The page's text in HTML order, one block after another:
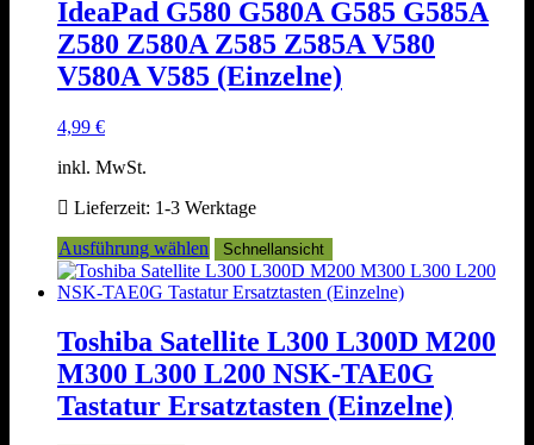
Optionen
können
auf
der
Produktseite
IdeaPad G580 G580A G585 G585A
Z580 Z580A Z585 Z585A V580
V580A V585 (Einzelne)
4,99 €
inkl. MwSt.
Lieferzeit: 1-3 Werktage
Ausführung wählen
Dieses
Produkt
weist
Varianten
auf.
Die
Optionen
können
Schnellansicht
Toshiba Satellite L300 L300D M200
M300 L300 L200 NSK-TAE0G
Tastatur Ersatztasten (Einzelne)